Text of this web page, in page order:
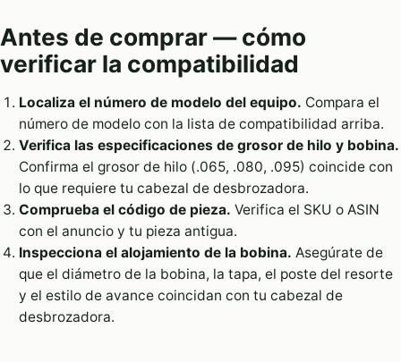
Antes de comprar — cómo
verificar la compatibilidad
Localiza el número de modelo del equipo. Compara el
número de modelo con la lista de compatibilidad arriba.
Verifica las especificaciones de grosor de hilo y bobina.
Confirma el grosor de hilo (.065, .080, .095) coincide con
lo que requiere tu cabezal de desbrozadora.
Comprueba el código de pieza. Verifica el SKU o ASIN
con el anuncio y tu pieza antigua.
Inspecciona el alojamiento de la bobina. Asegúrate de
que el diámetro de la bobina, la tapa, el poste del resorte
y el estilo de avance coincidan con tu cabezal de
desbrozadora.